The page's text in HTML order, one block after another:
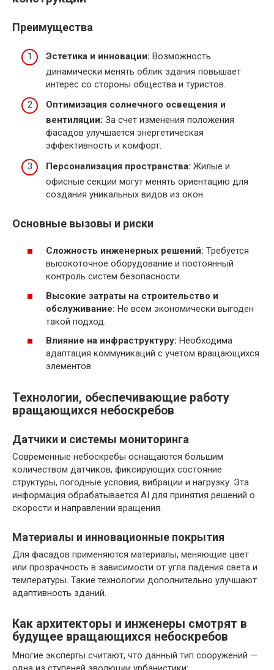
Преимущества
Эстетика и инновации: Возможность
динамически менять облик здания повышает
интерес со стороны общества и туристов.
Оптимизация солнечного освещения и
вентиляции: За счет изменения положения
фасадов улучшается энергетическая
эффективность и комфорт.
Персонализация пространства: Жилые и
офисные секции могут менять ориентацию для
создания уникальных видов из окон.
Основные вызовы и риски
Сложность инженерных решений: Требуется
высокоточное оборудование и постоянный
контроль систем безопасности.
Высокие затраты на строительство и
обслуживание: Не всем экономически выгоден
такой подход.
Влияние на инфраструктуру: Необходима
адаптация коммуникаций с учетом вращающихся
элементов.
Технологии, обеспечивающие работу
вращающихся небоскребов
Датчики и системы мониторинга
Современные небоскребы оснащаются большим
количеством датчиков, фиксирующих состояние
структуры, погодные условия, вибрации и нагрузку. Эта
информация обрабатывается AI для принятия решений о
скорости и направлении вращения.
Материалы и инновационные покрытия
Для фасадов применяются материалы, меняющие цвет
или прозрачность в зависимости от угла падения света и
температуры. Такие технологии дополнительно улучшают
адаптивность зданий.
Как архитекторы и инженеры смотрят в
будущее вращающихся небоскребов
Многие эксперты считают, что данный тип сооружений —